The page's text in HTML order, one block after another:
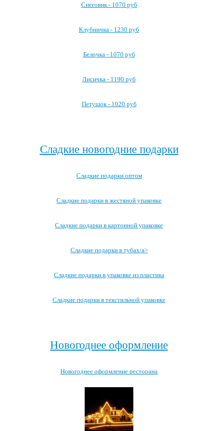
Снеговик - 1070 руб
Клубничка - 1230 руб
Белочка - 1070 руб
Лисичка - 1190 руб
Петушок - 1020 руб
Сладкие новогодние подарки
Сладкие подарки оптом
Сладкие подарки в жестяной упаковке
Сладкие подарки в картонной упаковке
Сладкие подарки в тубах/a>
Сладкие подарки в упаковке из пластика
Сладкие подарки в текстильной упаковке
Новогоднее оформление
Новогоднее оформление ресторана